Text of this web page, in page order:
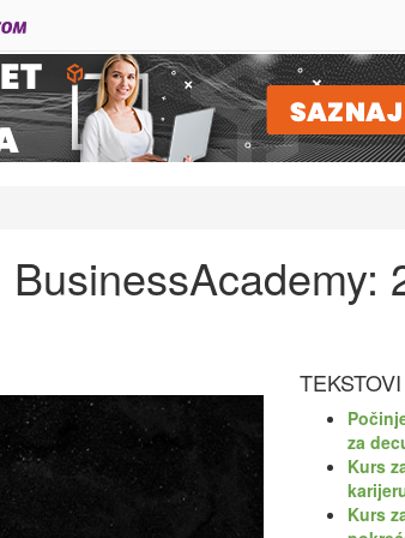
za
Kurs
Kurs